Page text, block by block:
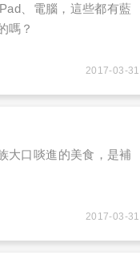
、電腦，這些都有藍
嗎？
2017-03-31
大口啖進的美食，是補
2017-03-31